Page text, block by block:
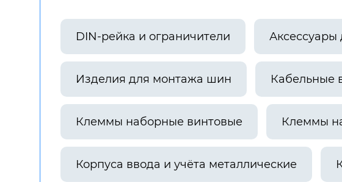
DIN-рейка и ограничители
Изделия для монтажа шин Кабельные
Клеммы наборные винтовые Клеммы
Корпуса ввода и учёта металлические